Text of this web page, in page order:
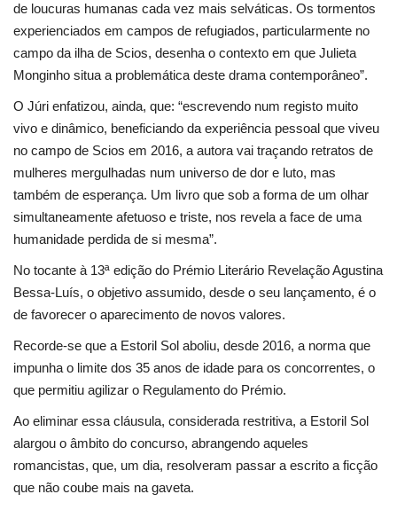
de loucuras humanas cada vez mais selváticas. Os tormentos
experienciados em campos de refugiados, particularmente no
campo da ilha de Scios, desenha o contexto em que Julieta
Monginho situa a problemática deste drama contemporâneo”.
O Júri enfatizou, ainda, que: “escrevendo num registo muito
vivo e dinâmico, beneficiando da experiência pessoal que viveu
no campo de Scios em 2016, a autora vai traçando retratos de
mulheres mergulhadas num universo de dor e luto, mas
também de esperança. Um livro que sob a forma de um olhar
simultaneamente afetuoso e triste, nos revela a face de uma
humanidade perdida de si mesma”.
No tocante à 13ª edição do Prémio Literário Revelação Agustina
Bessa-Luís, o objetivo assumido, desde o seu lançamento, é o
de favorecer o aparecimento de novos valores.
Recorde-se que a Estoril Sol aboliu, desde 2016, a norma que
impunha o limite dos 35 anos de idade para os concorrentes, o
que permitiu agilizar o Regulamento do Prémio.
Ao eliminar essa cláusula, considerada restritiva, a Estoril Sol
alargou o âmbito do concurso, abrangendo aqueles
romancistas, que, um dia, resolveram passar a escrito a ficção
que não coube mais na gaveta.